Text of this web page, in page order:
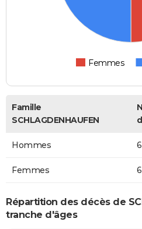
Femmes
Famille
SCHLAGDENHAUFEN
Hommes 6
Femmes 6
Répartition des décès de
tranche d'âges